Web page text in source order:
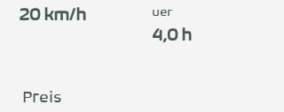
20 km/h
uer
4,0 h
Preis